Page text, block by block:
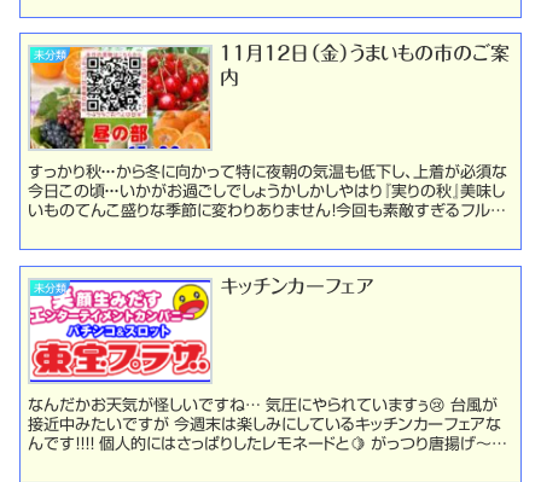
未分類
１１月１２日（金）うまいもの市のご案
内
すっかり秋・・・から冬に向かって特に夜朝の気温も低下し、上着が必須な
今日この頃・・・いかがお過ごしでしょうかしかしやはり『実りの秋』美味し
いものてんこ盛りな季節に変わりありません！今回も素敵すぎるフルー
未分類 キッチンカーフェア
なんだかお天気が怪しいですね… 気圧にやられていますぅ😢 台風が
接近中みたいですが 今週末は楽しみにしているキッチンカーフェアな
んです！！！！ 個人的にはさっぱりしたレモネードと🍋 がっつり唐揚げ～と